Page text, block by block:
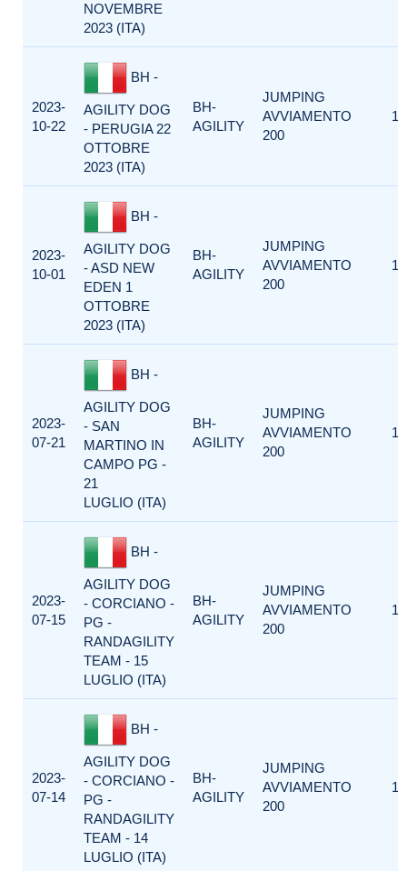
NOVEMBRE
2023 (ITA)
2023-
10-22
BH -
AGILITY DOG
- PERUGIA 22
OTTOBRE
2023 (ITA)
BH-
AGILITY
JUMPING
AVVIAMENTO
200
1
2023-
10-01
BH -
AGILITY DOG
- ASD NEW
EDEN 1
OTTOBRE
2023 (ITA)
BH-
AGILITY
JUMPING
AVVIAMENTO
200
1
2023-
07-21
BH -
AGILITY DOG
- SAN
MARTINO IN
CAMPO PG -
21
LUGLIO (ITA)
BH-
AGILITY
JUMPING
AVVIAMENTO
200
1
2023-
07-15
BH -
AGILITY DOG
- CORCIANO -
PG -
RANDAGILITY
TEAM - 15
LUGLIO (ITA)
BH-
AGILITY
JUMPING
AVVIAMENTO
200
1
2023-
07-14
BH -
AGILITY DOG
- CORCIANO -
PG -
RANDAGILITY
TEAM - 14
LUGLIO (ITA)
BH-
AGILITY
JUMPING
AVVIAMENTO
200
1